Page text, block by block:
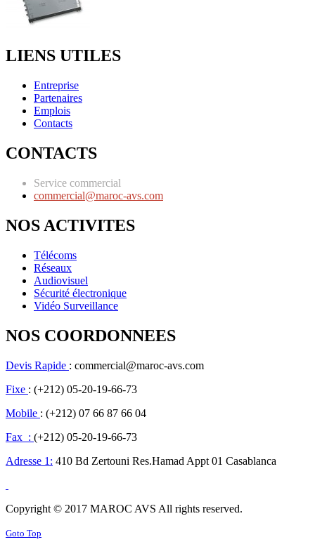
LIENS UTILES
Entreprise
Partenaires
Emplois
Contacts
CONTACTS
Service commercial
commercial@maroc-avs.com
NOS ACTIVITES
Télécoms
Réseaux
Audiovisuel
Sécurité électronique
Vidéo Surveillance
NOS COORDONNEES
Devis Rapide : commercial@maroc-avs.com
Fixe : (+212) 05-20-19-66-73
Mobile : (+212) 07 66 87 66 04
Fax : (+212) 05-20-19-66-73
Adresse 1: 410 Bd Zertouni Res.Hamad Appt 01 Casablanca
Copyright © 2017 MAROC AVS All rights reserved.
Goto Top